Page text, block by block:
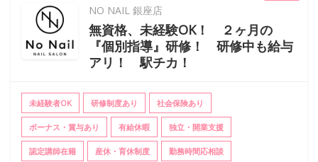
NO NAIL 銀座店
無資格、未経験OK！ ２ヶ月の
『個別指導』研修！ 研修中も給与
アリ！ 駅チカ！
未経験者OK 研修制度あり 社会保険あり
ボーナス・賞与あり 有給休暇 独立・開業支援
認定講師在籍 産休・育休制度 勤務時間応相談